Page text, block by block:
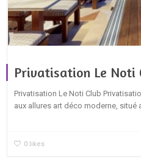
Privatisation Le Noti
Privatisation Le Noti Club
aux allures art déco moderne, situé
0 likes